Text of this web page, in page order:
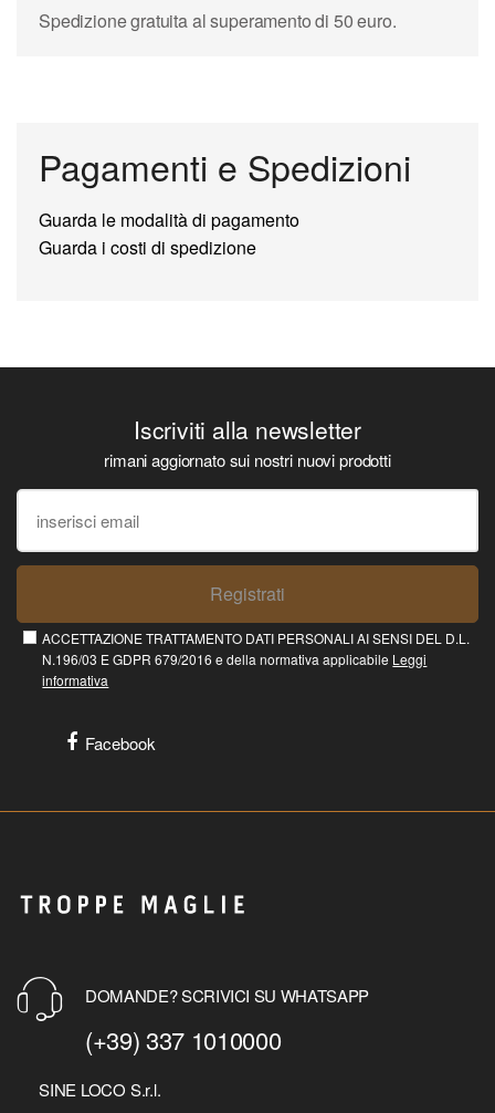
Spedizione gratuita al superamento di 50 euro.
Pagamenti e Spedizioni
Guarda le modalità di pagamento
Guarda i costi di spedizione
Iscriviti alla newsletter
rimani aggiornato sui nostri nuovi prodotti
Registrati
ACCETTAZIONE TRATTAMENTO DATI PERSONALI AI SENSI DEL D.L.
N.196/03 E GDPR 679/2016 e della normativa applicabile Leggi
informativa
Facebook
DOMANDE? SCRIVICI SU WHATSAPP
(+39) 337 1010000
SINE LOCO S.r.l.